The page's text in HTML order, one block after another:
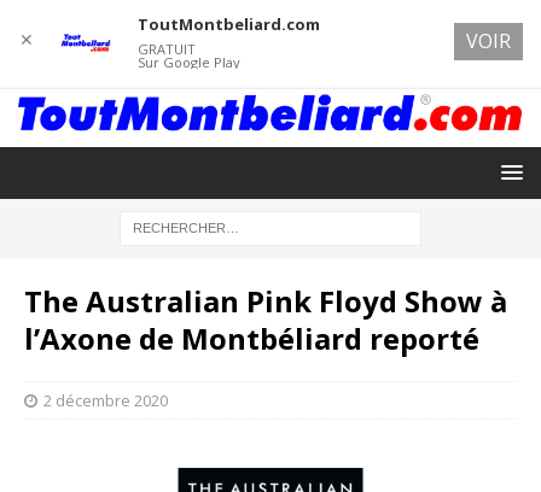
The Australian Pink Floyd Show à
l’Axone de Montbéliard reporté
2 décembre 2020
✕
ToutMontbeliard.com
GRATUIT
Sur Google Play
VOIR